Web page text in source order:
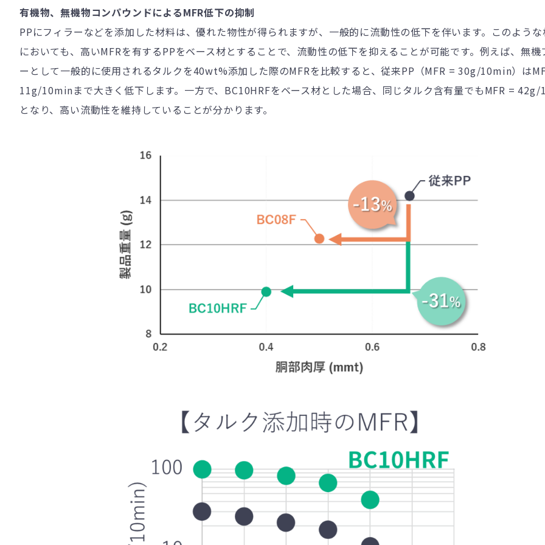
有機物、無機物コンパウンドによるMFR低下の抑制
PPにフィラーなどを添加した材料は、優れた物性が得られますが、一般的に流動性の低下を伴います。このような
においても、高いMFRを有するPPをベース材とすることで、流動性の低下を抑えることが可能です。 例えば、無機
ーとして一般的に使用されるタルクを40wt%添加した際のMFRを比較すると、従来PP （MFR = 30g/10min）は
11g/10minまで大きく低下します。一方で、 BC10HRFをベース材とした場合、同じタルク含有量でもMFR = 42g/
となり、高い流動性を維持していることが分かります。